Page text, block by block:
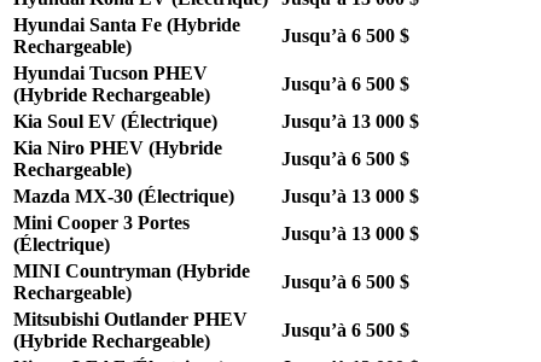
Hyundai Santa Fe (Hybride
Rechargeable)
Jusqu’à 6 500 $
Hyundai Tucson PHEV
(Hybride Rechargeable)
Jusqu’à 6 500 $
Kia Soul EV (Électrique)
Jusqu’à 13 000 $
Kia Niro PHEV (Hybride
Rechargeable)
Jusqu’à 6 500 $
Mazda MX-30 (Électrique)
Jusqu’à 13 000 $
Mini Cooper 3 Portes
(Électrique)
Jusqu’à 13 000 $
MINI Countryman (Hybride
Rechargeable)
Jusqu’à 6 500 $
Mitsubishi Outlander PHEV
(Hybride Rechargeable)
Jusqu’à 6 500 $